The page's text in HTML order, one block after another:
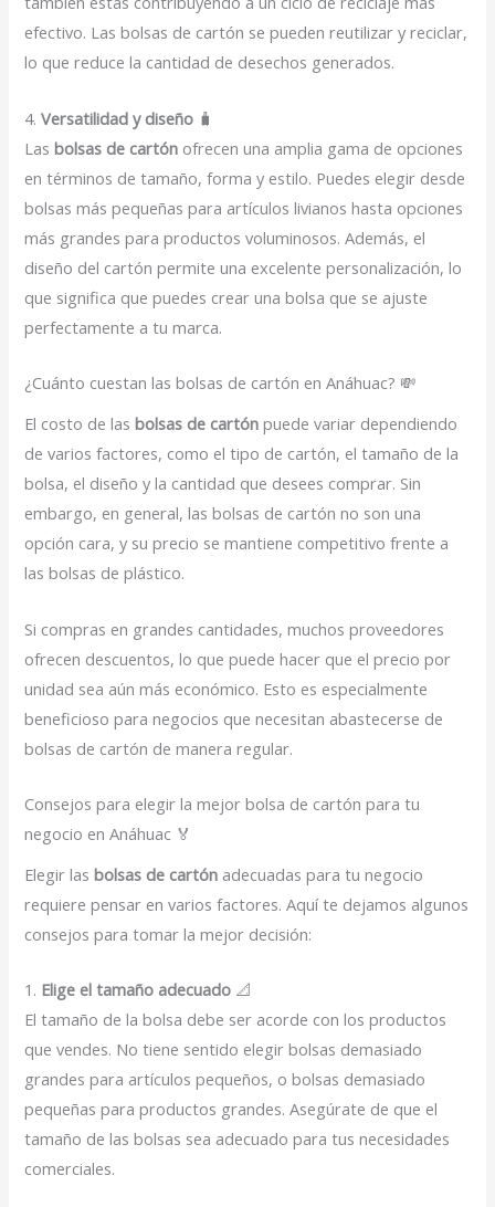
efectivo. Las bolsas de cartón se pueden reutilizar y reciclar,
lo que reduce la cantidad de desechos generados.
4.Versatilidad y diseño 🧳
Lasbolsas de cartón ofrecen una amplia gama de opciones
en términos de tamaño, forma y estilo. Puedes elegir desde
bolsas más pequeñas para artículos livianos hasta opciones
más grandes para productos voluminosos. Además, el
diseño del cartón permite una excelente personalización, lo
que significa que puedes crear una bolsa que se ajuste
perfectamente a tu marca.
¿Cuánto cuestan las bolsas de cartón en Anáhuac? 💸
El costo de lasbolsas de cartón puede variar dependiendo
de varios factores, como el tipo de cartón, el tamaño de la
bolsa, el diseño y la cantidad que desees comprar. Sin
embargo, en general, las bolsas de cartón no son una
opción cara, y su precio se mantiene competitivo frente a
las bolsas de plástico.
Si compras en grandes cantidades, muchos proveedores
ofrecen descuentos, lo que puede hacer que el precio por
unidad sea aún más económico. Esto es especialmente
beneficioso para negocios que necesitan abastecerse de
bolsas de cartón de manera regular.
Consejos para elegir la mejor bolsa de cartón para tu
negocio en Anáhuac 🏅
Elegir lasbolsas de cartón adecuadas para tu negocio
requiere pensar en varios factores. Aquí te dejamos algunos
consejos para tomar la mejor decisión:
1. Elige el tamaño adecuado 📐
El tamaño de la bolsa debe ser acorde con los productos
que vendes. No tiene sentido elegir bolsas demasiado
grandes para artículos pequeños, o bolsas demasiado
pequeñas para productos grandes. Asegúrate de que el
tamaño de las bolsas sea adecuado para tus necesidades
comerciales.